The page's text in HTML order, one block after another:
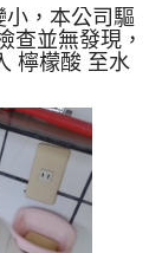
，本公司驅
查並無發現，
檸檬酸 至水
動 螺旋波 模
是胡蘿蔔汁，
大了。 如是
沙堆積，洗出
錳，管壁上會
樣黑，有些洗
生鏽產生銅